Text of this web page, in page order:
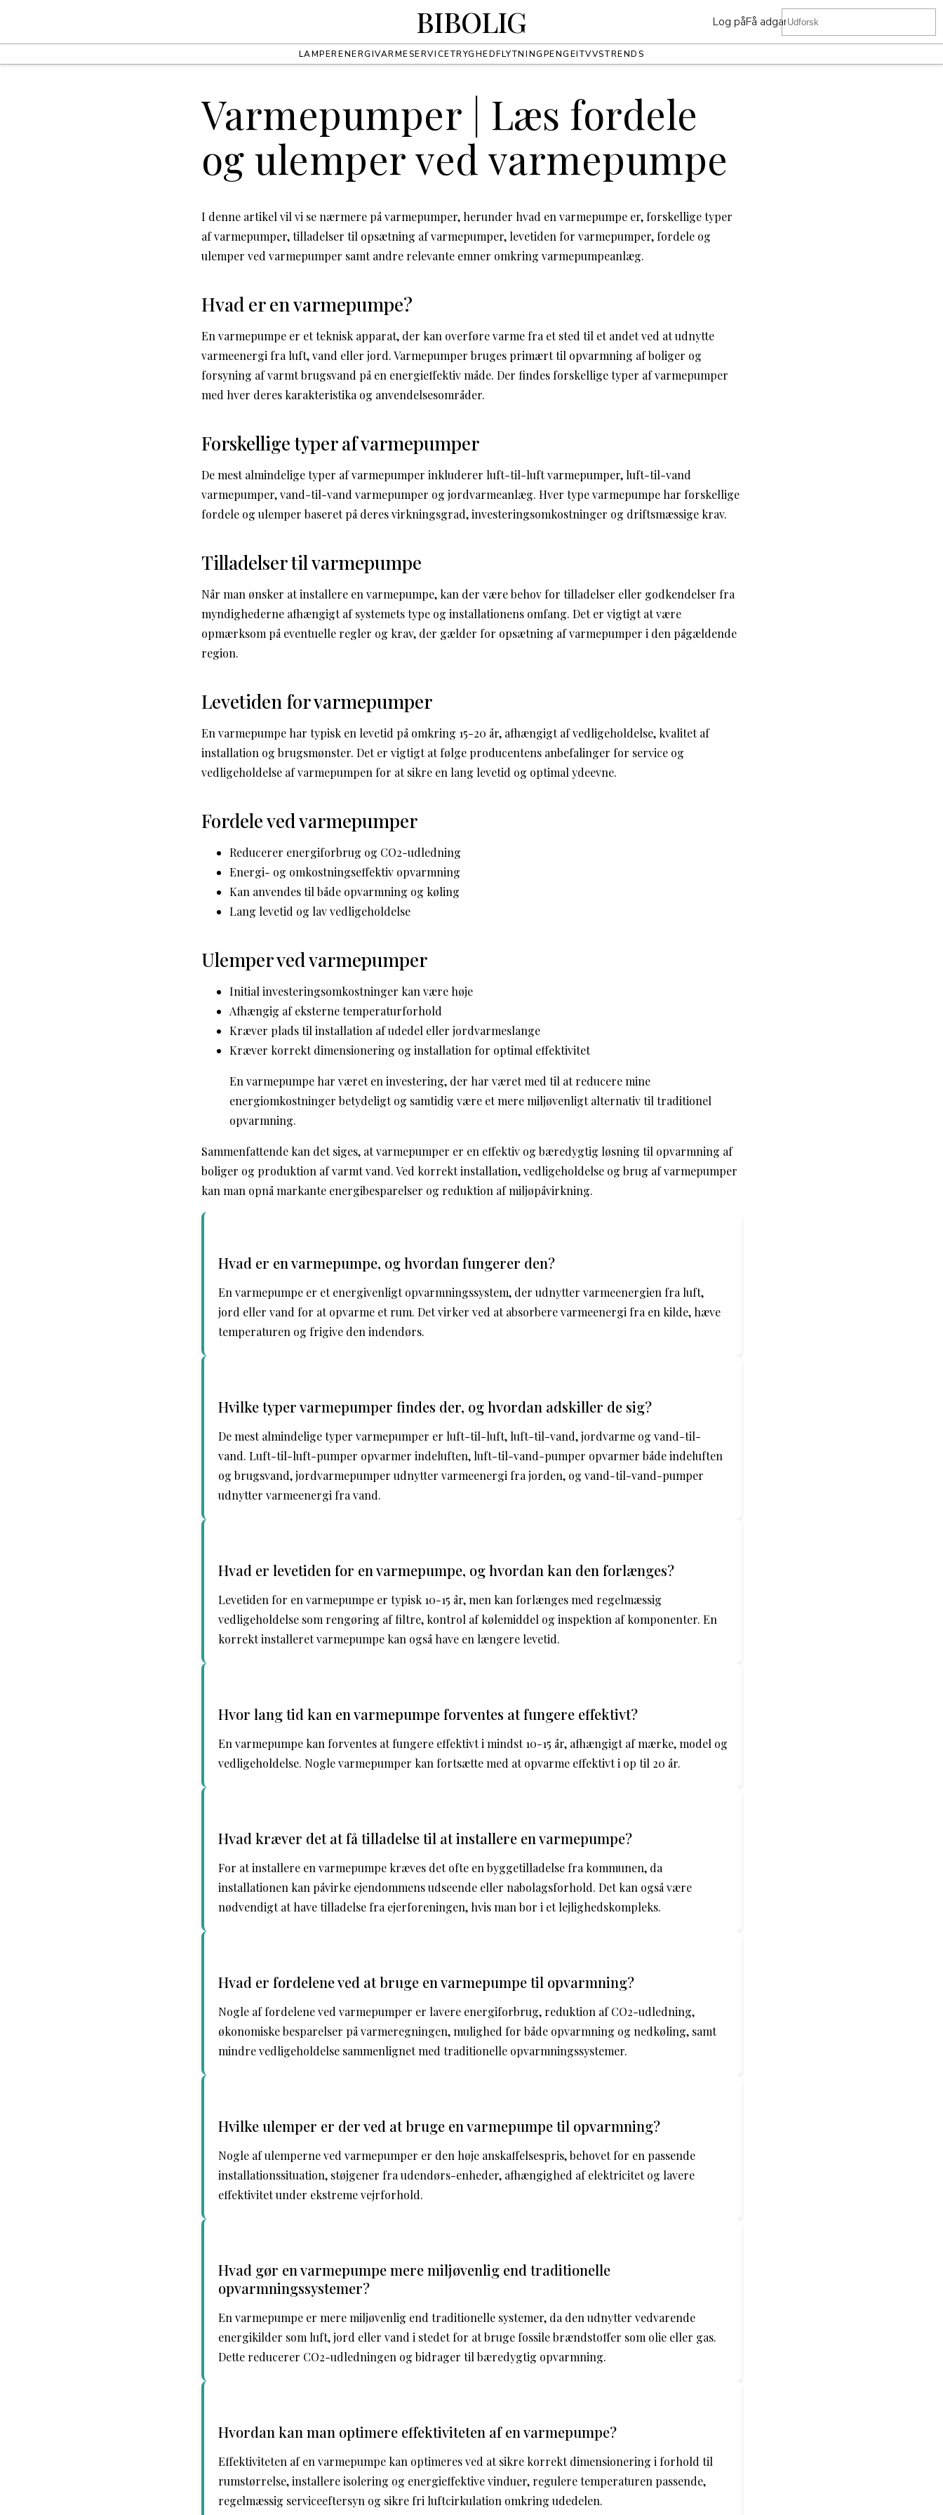
BIBOLIG Log påFå adgang
LAMPERENERGIVARMESERVICETRYGHEDFLYTNINGPENGEITVVSTRENDS
Varmepumper | Læs fordele
og ulemper ved varmepumpe
I denne artikel vil vi se nærmere på varmepumper, herunder hvad en varmepumpe er, forskellige typer
af varmepumper, tilladelser til opsætning af varmepumper, levetiden for varmepumper, fordele og
ulemper ved varmepumper samt andre relevante emner omkring varmepumpeanlæg.
Hvad er en varmepumpe?
En varmepumpe er et teknisk apparat, der kan overføre varme fra et sted til et andet ved at udnytte
varmeenergi fra luft, vand eller jord. Varmepumper bruges primært til opvarmning af boliger og
forsyning af varmt brugsvand på en energieffektiv måde. Der findes forskellige typer af varmepumper
med hver deres karakteristika og anvendelsesområder.
Forskellige typer af varmepumper
De mest almindelige typer af varmepumper inkluderer luft-til-luft varmepumper, luft-til-vand
varmepumper, vand-til-vand varmepumper og jordvarmeanlæg. Hver type varmepumpe har forskellige
fordele og ulemper baseret på deres virkningsgrad, investeringsomkostninger og driftsmæssige krav.
Tilladelser til varmepumpe
Når man ønsker at installere en varmepumpe, kan der være behov for tilladelser eller godkendelser fra
myndighederne afhængigt af systemets type og installationens omfang. Det er vigtigt at være
opmærksom på eventuelle regler og krav, der gælder for opsætning af varmepumper i den pågældende
region.
Levetiden for varmepumper
En varmepumpe har typisk en levetid på omkring 15-20 år, afhængigt af vedligeholdelse, kvalitet af
installation og brugsmønster. Det er vigtigt at følge producentens anbefalinger for service og
vedligeholdelse af varmepumpen for at sikre en lang levetid og optimal ydeevne.
Fordele ved varmepumper
Reducerer energiforbrug og CO2-udledning
Energi- og omkostningseffektiv opvarmning
Kan anvendes til både opvarmning og køling
Lang levetid og lav vedligeholdelse
Ulemper ved varmepumper
Initial investeringsomkostninger kan være høje
Afhængig af eksterne temperaturforhold
Kræver plads til installation af udedel eller jordvarmeslange
Kræver korrekt dimensionering og installation for optimal effektivitet
En varmepumpe har været en investering, der har været med til at reducere mine
energiomkostninger betydeligt og samtidig være et mere miljøvenligt alternativ til traditionel
opvarmning.
Sammenfattende kan det siges, at varmepumper er en effektiv og bæredygtig løsning til opvarmning af
boliger og produktion af varmt vand. Ved korrekt installation, vedligeholdelse og brug af varmepumper
kan man opnå markante energibesparelser og reduktion af miljøpåvirkning.
Hvad er en varmepumpe, og hvordan fungerer den?
En varmepumpe er et energivenligt opvarmningssystem, der udnytter varmeenergien fra luft,
jord eller vand for at opvarme et rum. Det virker ved at absorbere varmeenergi fra en kilde, hæve
temperaturen og frigive den indendørs.
Hvilke typer varmepumper findes der, og hvordan adskiller de sig?
De mest almindelige typer varmepumper er luft-til-luft, luft-til-vand, jordvarme og vand-til-
vand. Luft-til-luft-pumper opvarmer indeluften, luft-til-vand-pumper opvarmer både indeluften
og brugsvand, jordvarmepumper udnytter varmeenergi fra jorden, og vand-til-vand-pumper
udnytter varmeenergi fra vand.
Hvad er levetiden for en varmepumpe, og hvordan kan den forlænges?
Levetiden for en varmepumpe er typisk 10-15 år, men kan forlænges med regelmæssig
vedligeholdelse som rengøring af filtre, kontrol af kølemiddel og inspektion af komponenter. En
korrekt installeret varmepumpe kan også have en længere levetid.
Hvor lang tid kan en varmepumpe forventes at fungere effektivt?
En varmepumpe kan forventes at fungere effektivt i mindst 10-15 år, afhængigt af mærke, model og
vedligeholdelse. Nogle varmepumper kan fortsætte med at opvarme effektivt i op til 20 år.
Hvad kræver det at få tilladelse til at installere en varmepumpe?
For at installere en varmepumpe kræves det ofte en byggetilladelse fra kommunen, da
installationen kan påvirke ejendommens udseende eller nabolagsforhold. Det kan også være
nødvendigt at have tilladelse fra ejerforeningen, hvis man bor i et lejlighedskompleks.
Hvad er fordelene ved at bruge en varmepumpe til opvarmning?
Nogle af fordelene ved varmepumper er lavere energiforbrug, reduktion af CO2-udledning,
økonomiske besparelser på varmeregningen, mulighed for både opvarmning og nedkøling, samt
mindre vedligeholdelse sammenlignet med traditionelle opvarmningssystemer.
Hvilke ulemper er der ved at bruge en varmepumpe til opvarmning?
Nogle af ulemperne ved varmepumper er den høje anskaffelsespris, behovet for en passende
installationssituation, støjgener fra udendørs-enheder, afhængighed af elektricitet og lavere
effektivitet under ekstreme vejrforhold.
Hvad gør en varmepumpe mere miljøvenlig end traditionelle
opvarmningssystemer?
En varmepumpe er mere miljøvenlig end traditionelle systemer, da den udnytter vedvarende
energikilder som luft, jord eller vand i stedet for at bruge fossile brændstoffer som olie eller gas.
Dette reducerer CO2-udledningen og bidrager til bæredygtig opvarmning.
Hvordan kan man optimere effektiviteten af en varmepumpe?
Effektiviteten af en varmepumpe kan optimeres ved at sikre korrekt dimensionering i forhold til
rumstørrelse, installere isolering og energieffektive vinduer, regulere temperaturen passende,
regelmæssig serviceeftersyn og sikre fri luftcirkulation omkring udedelen.